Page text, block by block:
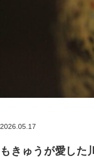
2026.05.17
もきゅうが愛した